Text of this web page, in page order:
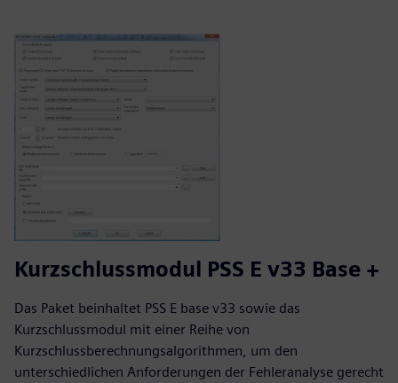
Kurzschlussmodul PSS E v33 Base +
Das Paket beinhaltet PSS E base v33 sowie das
Kurzschlussmodul mit einer Reihe von
Kurzschlussberechnungsalgorithmen, um den
unterschiedlichen Anforderungen der Fehleranalyse gerecht